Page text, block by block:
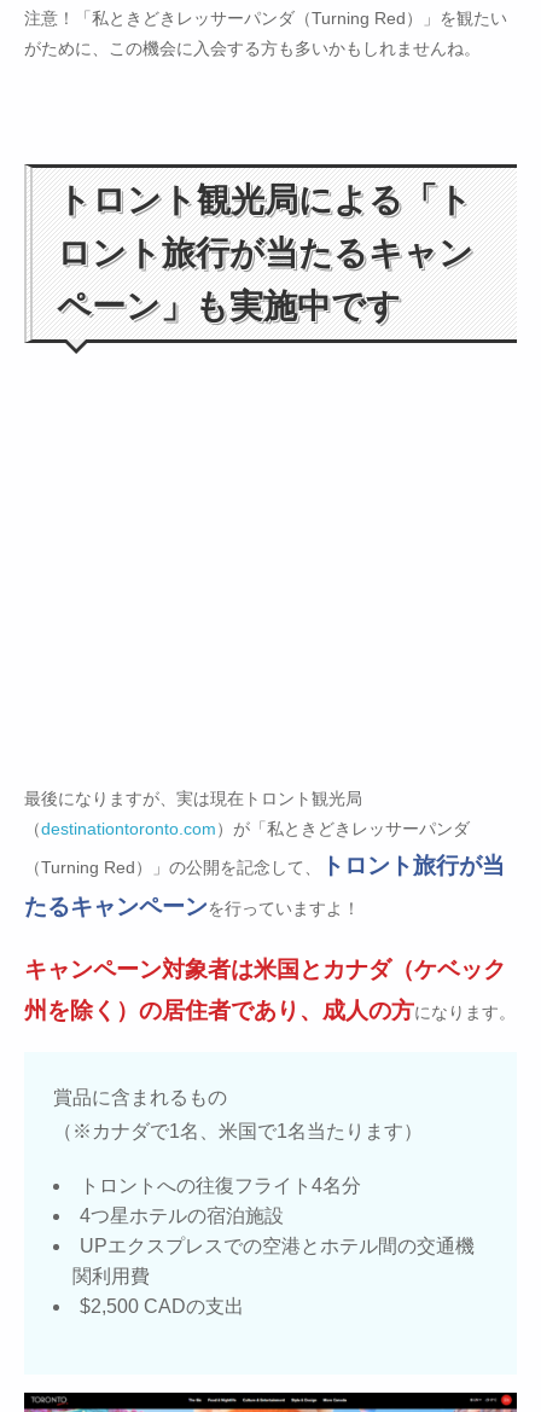
注意！「私ときどきレッサーパンダ（Turning Red）」を観たい
がために、この機会に入会する方も多いかもしれませんね。
トロント観光局による「ト
ロント旅行が当たるキャン
ペーン」も実施中です
最後になりますが、実は現在トロント観光局
（destinationtoronto.com）が「私ときどきレッサーパンダ
（Turning Red）」の公開を記念して、
トロント旅行が当
たるキャンペーンを行っていますよ！
キャンペーン対象者は米国とカナダ（ケベック
州を除く）の居住者であり、成人の方になります。
賞品に含まれるもの
（※カナダで1名、米国で1名当たります）
トロントへの往復フライト4名分
4つ星ホテルの宿泊施設
UPエクスプレスでの空港とホテル間の交通機
関利用費
$2,500 CADの支出